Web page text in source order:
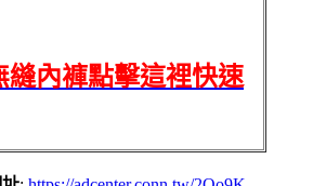
內褲點擊這裡快速